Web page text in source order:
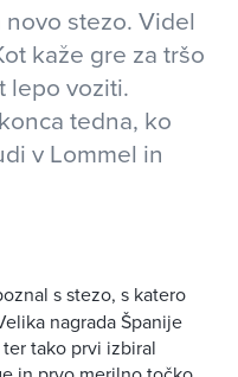
stezo. Videl
kaže gre za tršo
lepo voziti.
tedna, ko
v Lommel in
s stezo, s katero
nagrada Španije
tako prvi izbiral